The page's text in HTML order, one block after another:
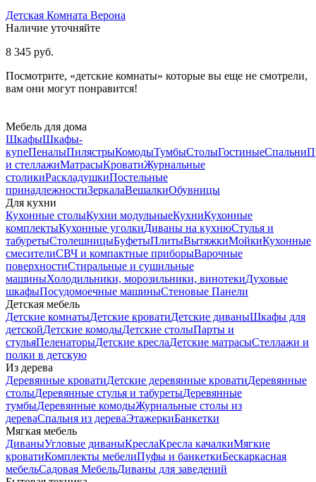
Детская Комната Верона
Наличие уточняйте
8 345 руб.
Посмотрите, «детские комнаты» которые вы еще не смотрели,
вам они могут понравится!
Мебель для дома
ШкафыШкафы-
купеПеналыПилястрыКомодыТумбыСтолыГостиныеСпальни
и стеллажиМатрасыКроватиЖурнальные
столикиРаскладушкиПостельные
принадлежностиЗеркалаВешалкиОбувницы
Для кухни
Кухонные столыКухни модульныеКухниКухонные
комплектыКухонные уголкиДиваны на кухнюСтулья и
табуретыСтолешницыБуфетыПлитыВытяжкиМойкиКухонные
смесителиСВЧ и компактные приборыВарочные
поверхностиСтиральные и сушильные
машиныХолодильники, морозильники, винотекиДуховые
шкафыПосудомоечные машиныСтеновые Панели
Детская мебель
Детские комнатыДетские кроватиДетские диваныШкафы для
детскойДетские комодыДетские столыПарты и
стульяПеленаторыДетские креслаДетские матрасыСтеллажи и
полки в детскую
Из дерева
Деревянные кроватиДетские деревянные кроватиДеревянные
столыДеревянные стулья и табуретыДеревянные
тумбыДеревянные комодыЖурнальные столы из
дереваСпальня из дереваЭтажеркиБанкетки
Мягкая мебель
ДиваныУгловые диваныКреслаКресла качалкиМягкие
кроватиКомплекты мебелиПуфы и банкеткиБескаркасная
мебельСадовая МебельДиваны для заведений